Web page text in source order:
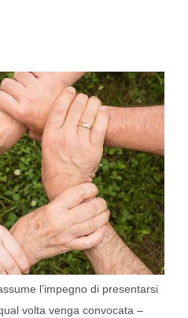
l’impegno di presentarsi
volta venga convocata –